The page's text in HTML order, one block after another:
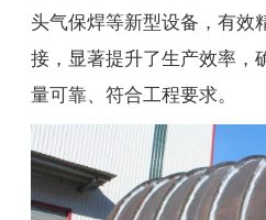
头气保焊等新型设备，有效
接，显著提升了生产效率，
量可靠、符合工程要求。